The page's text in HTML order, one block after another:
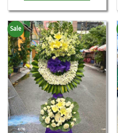
Sale